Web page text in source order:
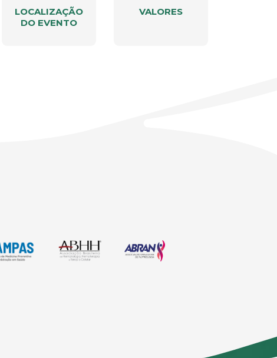
LOCALIZAÇÃO
DO EVENTO
VALORES